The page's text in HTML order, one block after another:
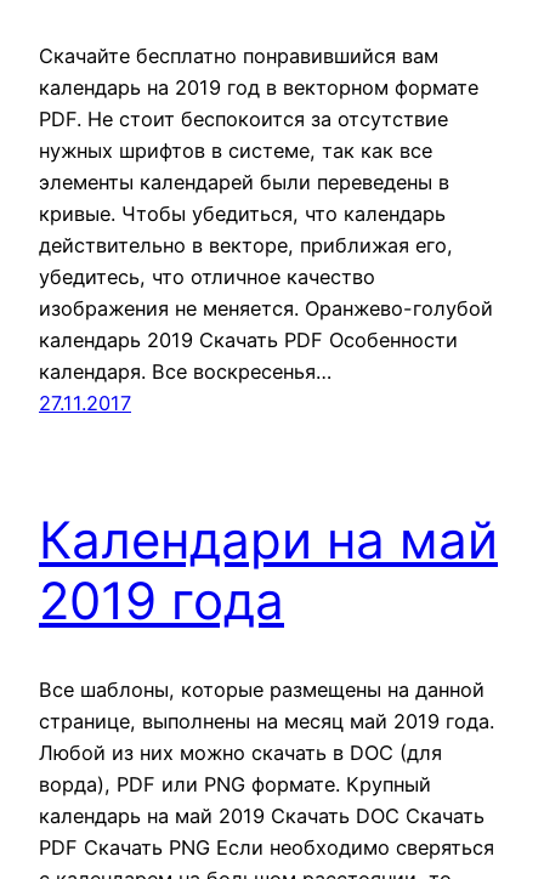
Скачайте бесплатно понравившийся вам
календарь на 2019 год в векторном формате
PDF. Не стоит беспокоится за отсутствие
нужных шрифтов в системе, так как все
элементы календарей были переведены в
кривые. Чтобы убедиться, что календарь
действительно в векторе, приближая его,
убедитесь, что отличное качество
изображения не меняется. Оранжево-голубой
календарь 2019 Скачать PDF Особенности
календаря. Все воскресенья…
27.11.2017
Календари на май
2019 года
Все шаблоны, которые размещены на данной
странице, выполнены на месяц май 2019 года.
Любой из них можно скачать в DOC (для
ворда), PDF или PNG формате. Крупный
календарь на май 2019 Скачать DOC Скачать
PDF Скачать PNG Если необходимо сверяться